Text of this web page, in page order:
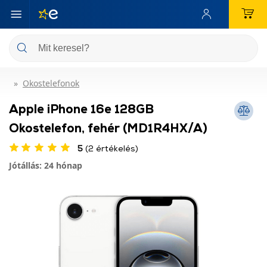
Okostelefonok
Apple iPhone 16e 128GB
Okostelefon, fehér (MD1R4HX/A)
5 (2 értékelés)
Jótállás: 24 hónap